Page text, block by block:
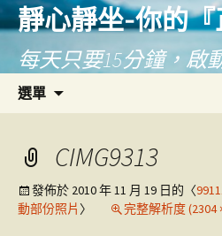
靜心靜坐-你的
每天只要15分鐘，啟
選單
要
內
容
CIMG9313
發佈於 2010 年 11 月 19 日的〈
動部份照片 〉 完整解析度 (2304